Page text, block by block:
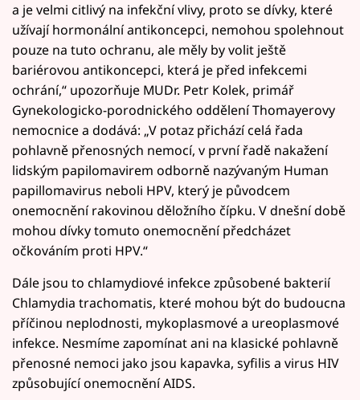
a je velmi citlivý na infekční vlivy, proto se dívky, které
užívají hormonální antikoncepci, nemohou spolehnout
pouze na tuto ochranu, ale měly by volit ještě
bariérovou antikoncepci, která je před infekcemi
ochrání,“ upozorňuje MUDr. Petr Kolek, primář
Gynekologicko-porodnického oddělení Thomayerovy
nemocnice a dodává: „V potaz přichází celá řada
pohlavně přenosných nemocí, v první řadě nakažení
lidským papilomavirem odborně nazývaným Human
papillomavirus neboli HPV, který je původcem
onemocnění rakovinou děložního čípku. V dnešní době
mohou dívky tomuto onemocnění předcházet
očkováním proti HPV.“
Dále jsou to chlamydiové infekce způsobené bakterií
Chlamydia trachomatis, které mohou být do budoucna
příčinou neplodnosti, mykoplasmové a ureoplasmové
infekce. Nesmíme zapomínat ani na klasické pohlavně
přenosné nemoci jako jsou kapavka, syfilis a virus HIV
způsobující onemocnění AIDS.